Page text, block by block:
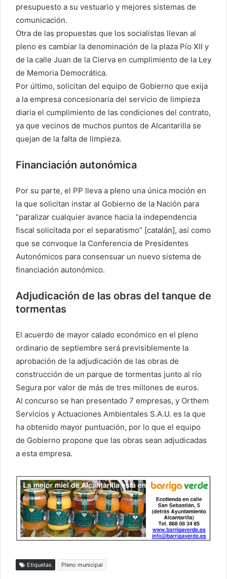
presupuesto a su vestuario y mejores sistemas de
comunicación.
Otra de las propuestas que los socialistas llevan al
pleno es cambiar la denominación de la plaza Pío XII y
de la calle Juan de la Cierva en cumplimiento de la Ley
de Memoria Democrática.
Por último, solicitan del equipo de Gobierno que exija
a la empresa concesionaria del servicio de limpieza
diaria el cumplimiento de las condiciones del contrato,
ya que vecinos de muchos puntos de Alcantarilla se
quejan de la falta de limpieza.
Financiación autonómica
Por su parte, el PP lleva a pleno una única moción en
la que solicitan instar al Gobierno de la Nación para
“paralizar cualquier avance hacia la independencia
fiscal solicitada por el separatismo” [catalán], así como
que se convoque la Conferencia de Presidentes
Autonómicos para consensuar un nuevo sistema de
financiación autonómico.
Adjudicación de las obras del tanque de
tormentas
El acuerdo de mayor calado económico en el pleno
ordinario de septiembre será previsiblemente la
aprobación de la adjudicación de las obras de
construcción de un parque de tormentas junto al río
Segura por valor de más de tres millones de euros.
Al concurso se han presentado 7 empresas, y Orthem
Servicios y Actuaciones Ambientales S.A.U. es la que
ha obtenido mayor puntuación, por lo que el equipo
de Gobierno propone que las obras sean adjudicadas
a esta empresa.
Etiquetas Pleno municipal